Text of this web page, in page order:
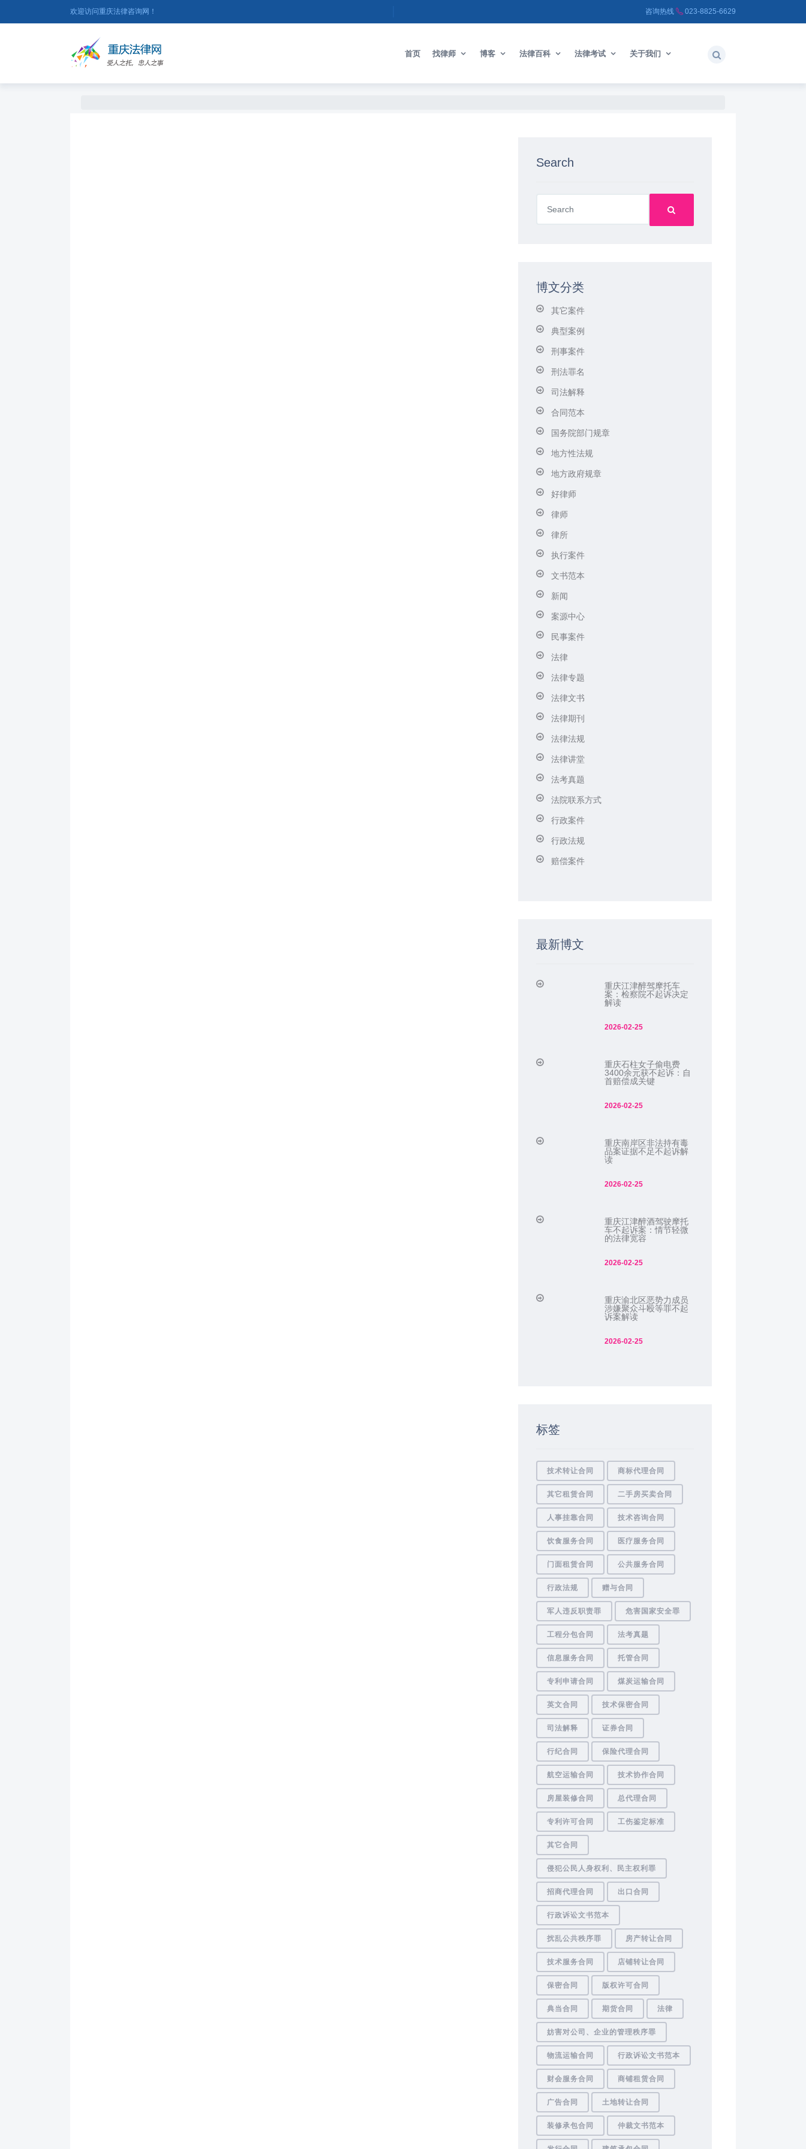
欢迎访问重庆法律咨询网！ 咨询热线 023-8825-6629
首页 找律师 博客 法律百科 法律考试 关于我们
Search
博文分类
其它案件
典型案例
刑事案件
刑法罪名
司法解释
合同范本
国务院部门规章
地方性法规
地方政府规章
好律师
律师
律所
执行案件
文书范本
新闻
案源中心
民事案件
法律
法律专题
法律文书
法律期刊
法律法规
法律讲堂
法考真题
法院联系方式
行政案件
行政法规
赔偿案件
最新博文
重庆江津醉驾摩托车
案：检察院不起诉决定
解读
2026-02-25
重庆石柱女子偷电费
3400余元获不起诉：自
首赔偿成关键
2026-02-25
重庆南岸区非法持有毒
品案证据不足不起诉解
读
2026-02-25
重庆江津醉酒驾驶摩托
车不起诉案：情节轻微
的法律宽容
2026-02-25
重庆渝北区恶势力成员
涉嫌聚众斗殴等罪不起
诉案解读
2026-02-25
标签
技术转让合同 商标代理合同
其它租赁合同 二手房买卖合同
人事挂靠合同 技术咨询合同
饮食服务合同 医疗服务合同
门面租赁合同 公共服务合同
行政法规 赠与合同
军人违反职责罪 危害国家安全罪
工程分包合同 法考真题
信息服务合同 托管合同
专利申请合同 煤炭运输合同
英文合同 技术保密合同
司法解释 证券合同
行纪合同 保险代理合同
航空运输合同 技术协作合同
房屋装修合同 总代理合同
专利许可合同 工伤鉴定标准
其它合同
侵犯公民人身权利、民主权利罪
招商代理合同 出口合同
行政诉讼文书范本
扰乱公共秩序罪 房产转让合同
技术服务合同 店铺转让合同
保密合同 版权许可合同
典当合同 期货合同 法律
妨害对公司、企业的管理秩序罪
物流运输合同 行政诉讼文书范本
财会服务合同 商铺租赁合同
广告合同 土地转让合同
装修承包合同 仲裁文书范本